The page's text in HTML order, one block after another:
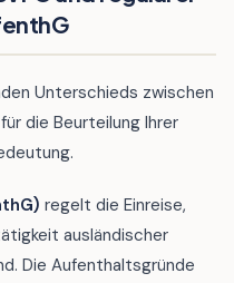
Unterschieds zwischen
die Beurteilung Ihrer
regelt die Einreise,
ausländischer
Die Aufenthaltsgründe